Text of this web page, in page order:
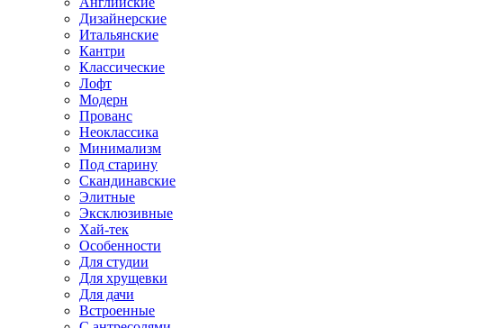
Дизайнерские
Итальянские
Кантри
Классические
Лофт
Модерн
Прованс
Неоклассика
Минимализм
Под старину
Скандинавские
Элитные
Эксклюзивные
Хай-тек
Особенности
Для студии
Для хрущевки
Для дачи
Встроенные